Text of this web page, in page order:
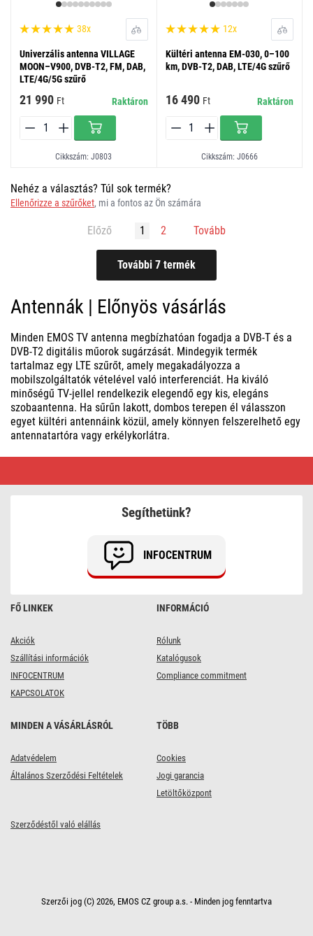
38x
Univerzális antenna VILLAGE
MOON–V900, DVB-T2, FM, DAB,
LTE/4G/5G szűrő
21 990 Ft Raktáron
Cikkszám: J0803
12x
Kültéri antenna EM-030, 0–100
km, DVB-T2, DAB, LTE/4G szűrő
16 490 Ft Raktáron
Cikkszám: J0666
Nehéz a választás? Túl sok termék?
Ellenőrizze a szűrőket, mi a fontos az Ön számára
Előző 1 2 Tovább
Antennák | Előnyös vásárlás
Minden EMOS TV antenna megbízhatóan fogadja a DVB-T és a
DVB-T2 digitális műorok sugárzását. Mindegyik termék
tartalmaz egy LTE szűrőt, amely megakadályozza a
mobilszolgáltatók vételével való interferenciát. Ha kiváló
minőségű TV-jellel rendelkezik elegendő egy kis, elegáns
szobaantenna. Ha sűrűn lakott, dombos terepen él válasszon
egyet kültéri antennáink közül, amely könnyen felszerelhető egy
antennatartóra vagy erkélykorlátra.
FŐ LINKEK
Akciók
Szállítási információk
INFOCENTRUM
KAPCSOLATOK
INFORMÁCIÓ
Rólunk
Katalógusok
Compliance commitment
MINDEN A VÁSÁRLÁSRÓL
Adatvédelem
Általános Szerződési Feltételek
TÖBB
Cookies
Jogi garancia
Letöltőközpont
Szerződéstől való elállás
Segíthetünk?
INFOCENTRUM
Szerzői jog (C) 2026, EMOS CZ group a.s. - Minden jog fenntartva